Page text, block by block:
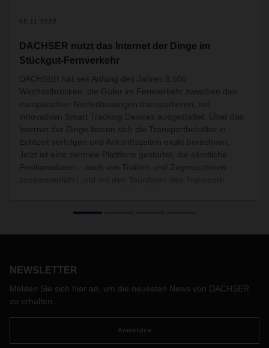
08.11.2022
DACHSER nutzt das Internet der Dinge im
Stückgut-Fernverkehr
DACHSER hat seit Anfang des Jahres 8.500
Wechselbrücken, die Güter im Fernverkehr zwischen den
europäischen Niederlassungen transportieren, mit
innovativen Smart Tracking Devices ausgestattet. Über das
Internet der Dinge lassen sich die Transportbehälter in
Echtzeit verfolgen und Ankunftszeiten exakt berechnen.
Jetzt ist eine zentrale Plattform gestartet, die sämtliche
Positionsdaten – auch von Trailern und Zugmaschinen –
NEWSLETTER
Melden Sie sich hier an, um die neuesten News von DACHSER
zu erhalten.
Anmelden